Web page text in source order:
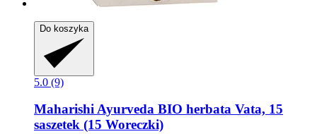
Do koszyka
5.0 (9)
Maharishi Ayurveda BIO herbata Vata, 15
saszetek (15 Woreczki)